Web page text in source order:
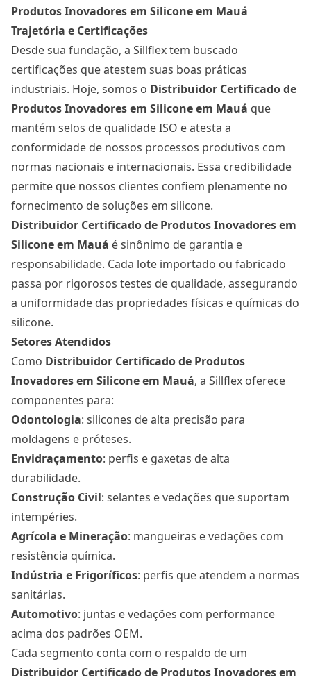
Produtos Inovadores em Silicone em Mauá
Trajetória e Certificações
Desde sua fundação, a Sillflex tem buscado
certificações que atestem suas boas práticas
industriais. Hoje, somos o Distribuidor Certificado de
Produtos Inovadores em Siliconeem Mauá que
mantém selos de qualidade ISO e atesta a
conformidade de nossos processos produtivos com
normas nacionais e internacionais. Essa credibilidade
permite que nossos clientes confiem plenamente no
fornecimento de soluções em silicone.
Distribuidor Certificado de Produtos Inovadores em
Siliconeem Mauá é sinônimo de garantia e
responsabilidade. Cada lote importado ou fabricado
passa por rigorosos testes de qualidade, assegurando
a uniformidade das propriedades físicas e químicas do
silicone.
Setores Atendidos
Como Distribuidor Certificado de Produtos
Inovadores em Siliconeem Mauá, a Sillflex oferece
componentes para:
Odontologia: silicones de alta precisão para
moldagens e próteses.
Envidraçamento: perfis e gaxetas de alta
durabilidade.
Construção Civil: selantes e vedações que suportam
intempéries.
Agrícola e Mineração: mangueiras e vedações com
resistência química.
Indústria e Frigoríficos: perfis que atendem a normas
sanitárias.
Automotivo: juntas e vedações com performance
acima dos padrões OEM.
Cada segmento conta com o respaldo de um
Distribuidor Certificado de Produtos Inovadores em